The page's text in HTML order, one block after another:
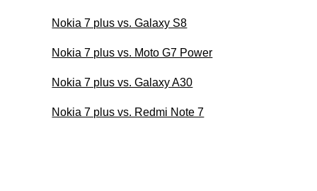
Nokia 7 plus vs. Galaxy S8
Nokia 7 plus vs. Moto G7 Power
Nokia 7 plus vs. Galaxy A30
Nokia 7 plus vs. Redmi Note 7